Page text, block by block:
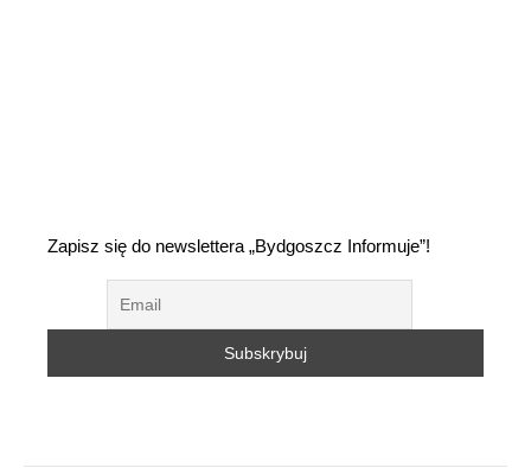
Zapisz się do newslettera „Bydgoszcz Informuje”!